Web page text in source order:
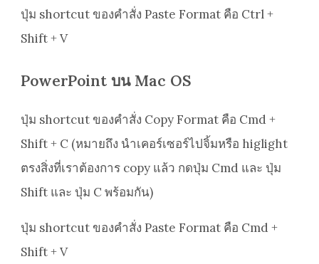
ปุ่ม shortcut ของคำสั่ง Paste Format คือ Ctrl +
Shift + V
PowerPoint บน Mac OS
ปุ่ม shortcut ของคำสั่ง Copy Format คือ Cmd +
Shift + C (หมายถึง นำเคอร์เซอร์ไปจิ้มหรือ higlight
ตรงสิ่งที่เราต้องการ copy แล้ว กดปุ่ม Cmd และ ปุ่ม
Shift และ ปุ่ม C พร้อมกัน)
ปุ่ม shortcut ของคำสั่ง Paste Format คือ Cmd +
Shift + V